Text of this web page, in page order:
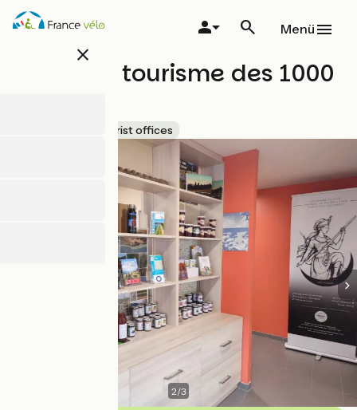
Direkt
zum
close
Menü
Office de tourisme des 1000
Tourist offices
2/3